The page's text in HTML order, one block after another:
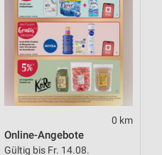
0 km
Online-Angebote
Gültig bis Fr. 14.08.